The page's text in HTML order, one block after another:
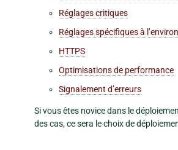
Réglages critiques
Réglages spécifiques à
HTTPS
Optimisations de performance
Signalement d’erreurs
Si vous êtes novice dans le
des cas, ce sera le choix de